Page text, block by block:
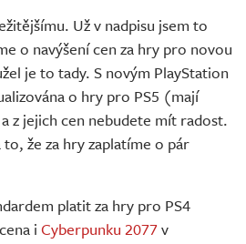
Už v nadpisu jsem to
o navýšení cen za hry pro novou
je to tady. S novým PlayStation
o hry pro PS5 (mají
z jejich cen nebudete mít radost.
že za hry zaplatíme o pár
platit za hry pro PS4
i Cyberpunku 2077v